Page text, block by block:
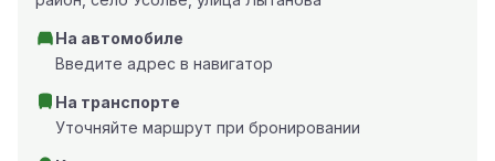
На автомобиле
Введите адрес в навигатор
На транспорте
Уточняйте маршрут при бронировании